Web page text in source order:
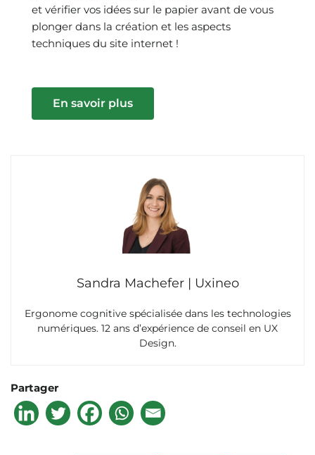
et vérifier vos idées sur le papier avant de vous
plonger dans la création et les aspects
techniques du site internet !
En savoir plus
Sandra Machefer | Uxineo
Ergonome cognitive spécialisée dans les technologies
numériques. 12 ans d’expérience de conseil en UX
Design.
Partager